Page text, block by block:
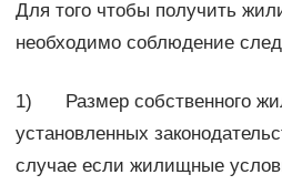
Для того чтобы получить
необходимо соблюдение
1) Размер собственного
установленных
случае если жилищные